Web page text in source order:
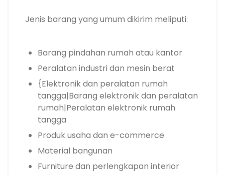
Jenis barang yang umum dikirim meliputi:
Barang pindahan rumah atau kantor
Peralatan industri dan mesin berat
{Elektronik dan peralatan rumah
tangga|Barang elektronik dan peralatan
rumah|Peralatan elektronik rumah
tangga
Produk usaha dan e-commerce
Material bangunan
Furniture dan perlengkapan interior